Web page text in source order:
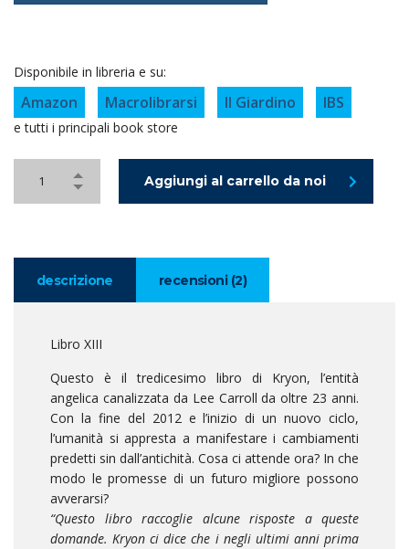
Disponibile in libreria e su:
Amazon Macrolibrarsi Il Giardino IBS
e tutti i principali book store
Aggiungi al carrello da noi
descrizione recensioni (2)
Libro XIII
Questo è il tredicesimo libro di Kryon, l’entità
angelica canalizzata da Lee Carroll da oltre 23 anni.
Con la fine del 2012 e l’inizio di un nuovo ciclo,
l’umanità si appresta a manifestare i cambiamenti
predetti sin dall’antichità. Cosa ci attende ora? In che
modo le promesse di un futuro migliore possono
avverarsi?
“Questo libro raccoglie alcune risposte a queste
domande. Kryon ci dice che i negli ultimi anni prima